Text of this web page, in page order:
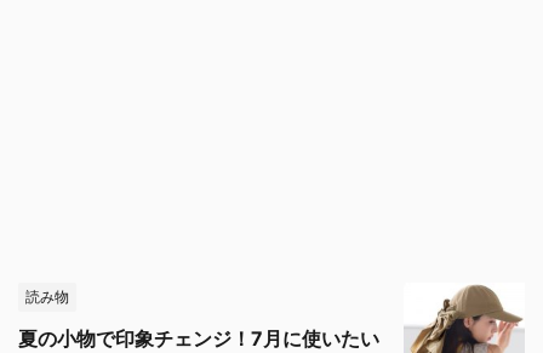
読み物
夏の小物で印象チェンジ！7月に使いたい